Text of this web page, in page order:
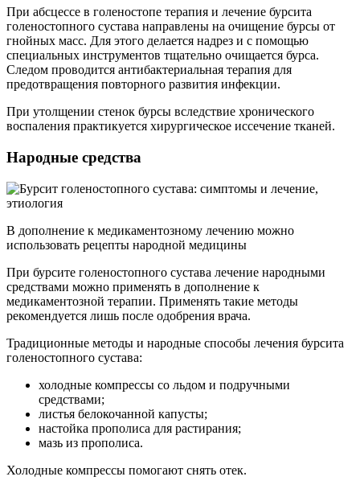
При абсцессе в голеностопе терапия и лечение бурсита
голеностопного сустава направлены на очищение бурсы от
гнойных масс. Для этого делается надрез и с помощью
специальных инструментов тщательно очищается бурса.
Следом проводится антибактериальная терапия для
предотвращения повторного развития инфекции.
При утолщении стенок бурсы вследствие хронического
воспаления практикуется хирургическое иссечение тканей.
Народные средства
В дополнение к медикаментозному лечению можно
использовать рецепты народной медицины
При бурсите голеностопного сустава лечение народными
средствами можно применять в дополнение к
медикаментозной терапии. Применять такие методы
рекомендуется лишь после одобрения врача.
Традиционные методы и народные способы лечения бурсита
голеностопного сустава:
холодные компрессы со льдом и подручными
средствами;
листья белокочанной капусты;
настойка прополиса для растирания;
мазь из прополиса.
Холодные компрессы помогают снять отек.